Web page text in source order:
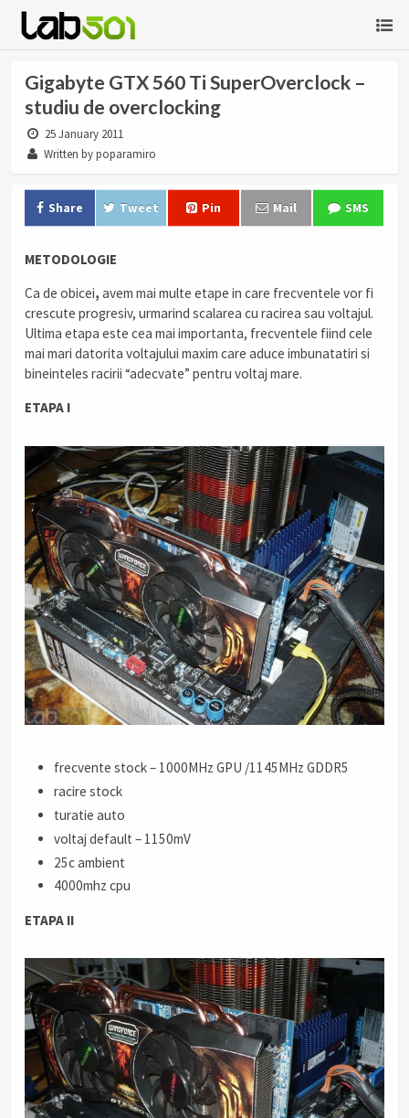
Gigabyte GTX 560 Ti SuperOverclock –
studiu de overclocking
25 January 2011
Written by poparamiro
Share Tweet Pin Mail SMS
METODOLOGIE
Ca de obicei, avem mai multe etape in care frecventele vor fi
crescute progresiv, urmarind scalarea cu racirea sau voltajul.
Ultima etapa este cea mai importanta, frecventele fiind cele
mai mari datorita voltajului maxim care aduce imbunatatiri si
bineinteles racirii “adecvate” pentru voltaj mare.
ETAPA I
frecvente stock – 1000MHz GPU /1145MHz GDDR5
racire stock
turatie auto
voltaj default – 1150mV
25c ambient
4000mhz cpu
ETAPA II